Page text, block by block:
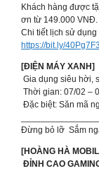
Khách hàng được
ơn từ 149.000 VNĐ.
Chi tiết lịch sử dụng
https://bit.ly/40Pg7F3
[ĐIỆN MÁY XANH]
Gia dụng siêu hời,
Thời gian: 07/02 –
Đặc biệt: Săn mã
Đừng bỏ lỡ Sắm
[HOÀNG HÀ
ĐỈNH CAO